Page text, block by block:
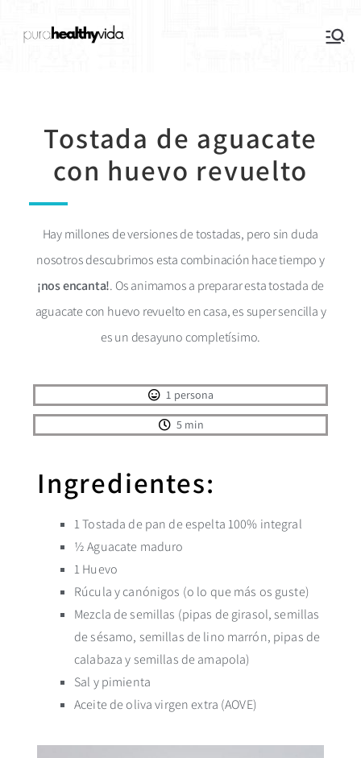
Tostada de aguacate
con huevo revuelto
Hay millones de versiones de tostadas, pero sin duda
nosotros descubrimos esta combinación hace tiempo y
¡nos encanta!. Os animamos a preparar esta tostada de
aguacate con huevo revuelto en casa, es super sencilla y
es un desayuno completísimo.
1 persona
5 min
Ingredientes:
1 Tostada de pan de espelta 100% integral
½ Aguacate maduro
1 Huevo
Rúcula y canónigos (o lo que más os guste)
Mezcla de semillas (pipas de girasol, semillas
de sésamo, semillas de lino marrón, pipas de
calabaza y semillas de amapola)
Sal y pimienta
Aceite de oliva virgen extra (AOVE)